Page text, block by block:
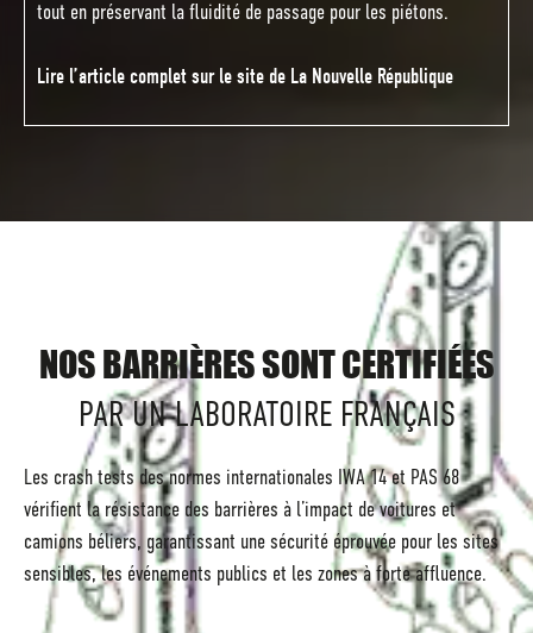
tout en préservant la fluidité de passage pour les piétons.
Lire l’article complet sur le site de La Nouvelle République
NOS BARRIÈRES SONT CERTIFIÉES
PAR UN LABORATOIRE FRANÇAIS
Les crash tests des normes internationales IWA 14 et PAS 68
vérifient la résistance des barrières à l’impact de voitures et
camions béliers, garantissant une sécurité éprouvée pour les sites
sensibles, les événements publics et les zones à forte affluence.